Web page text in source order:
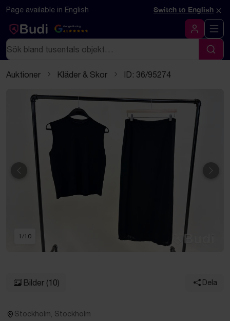
Hoppa till innehåll
Textbaserad (markdown) version av denna sida
Page available in English Switch to English ×
Google Rating
4.5
Logga in
Sök
Sök
Auktioner Kläder & Skor ID: 36/95274
Föregående
1 /10
Bilder (10) Dela
Stockholm, Stockholm